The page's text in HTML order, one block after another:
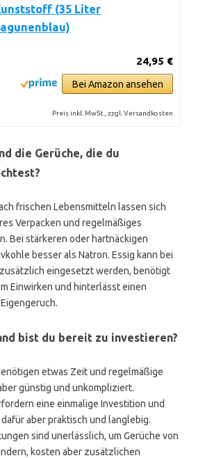
(35 Liter
24,95 €
Bei Amazon ansehen
Preis inkl. MwSt., zzgl. Versandkosten
die Gerüche, die du
frischen Lebensmitteln lassen sich
Verpacken und regelmäßiges
Bei stärkeren oder hartnäckigen
besser als Natron. Essig kann bei
eingesetzt werden, benötigt
Einwirken und hinterlässt einen
bist du bereit zu investieren?
etwas Zeit und regelmäßige
günstig und unkompliziert.
eine einmalige Investition und
aber praktisch und langlebig.
sind unerlässlich, um Gerüche von
kosten aber zusätzlichen